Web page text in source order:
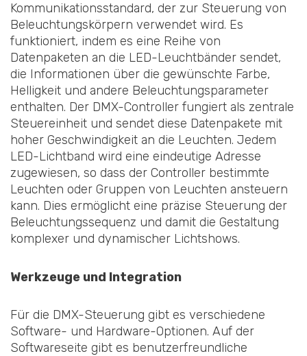
Kommunikationsstandard, der zur Steuerung von
Beleuchtungskörpern verwendet wird. Es
funktioniert, indem es eine Reihe von
Datenpaketen an die LED-Leuchtbänder sendet,
die Informationen über die gewünschte Farbe,
Helligkeit und andere Beleuchtungsparameter
enthalten. Der DMX-Controller fungiert als zentrale
Steuereinheit und sendet diese Datenpakete mit
hoher Geschwindigkeit an die Leuchten. Jedem
LED-Lichtband wird eine eindeutige Adresse
zugewiesen, so dass der Controller bestimmte
Leuchten oder Gruppen von Leuchten ansteuern
kann. Dies ermöglicht eine präzise Steuerung der
Beleuchtungssequenz und damit die Gestaltung
komplexer und dynamischer Lichtshows.
Werkzeuge und Integration
Für die DMX-Steuerung gibt es verschiedene
Software- und Hardware-Optionen. Auf der
Softwareseite gibt es benutzerfreundliche